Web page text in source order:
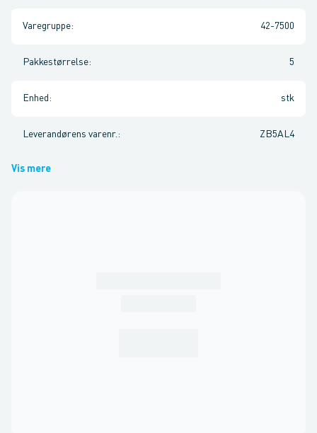
Varegruppe: 42-7500
Pakkestørrelse: 5
Enhed : stk
Leverandørens varenr. : ZB5AL4
Vis mere